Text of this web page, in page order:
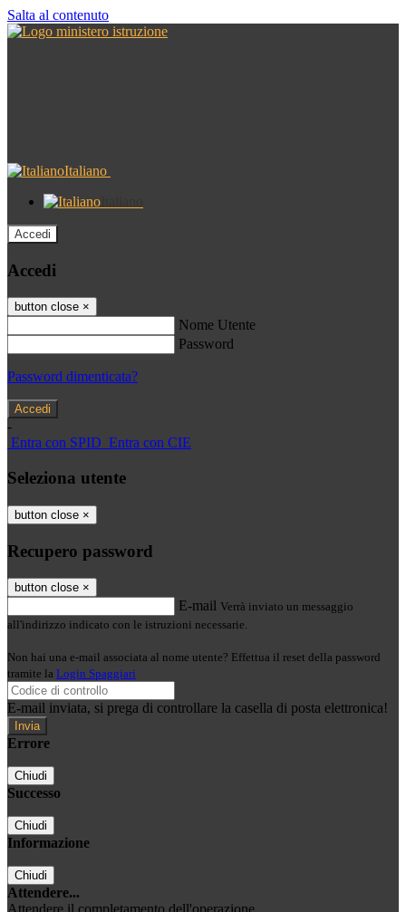
Salta al contenuto
Italiano
Accedi
Accedi
button close ×
Nome Utente
Password
Password dimenticata?
-
Entra con SPID Entra con CIE
Seleziona utente
button close ×
Recupero password
button close ×
E-mail Verrà inviato un messaggio
all'indirizzo indicato con le istruzioni necessarie.
Non hai una e-mail associata al nome utente? Effettua il reset della password
tramite la Login Spaggiari
E-mail inviata, si prega di controllare la casella di posta elettronica!
Errore
Chiudi
Successo
Chiudi
Informazione
Chiudi
Attendere...